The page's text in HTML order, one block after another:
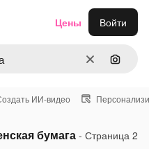
ОчиститьПоиск
Цены Войти
ИИ-видео
бумага - Страница 2